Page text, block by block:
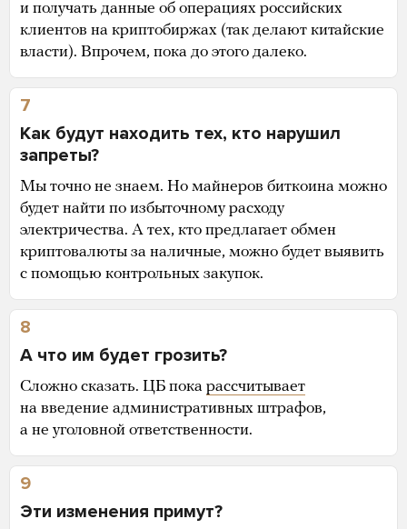
и получать данные об операциях российских
клиентов на криптобиржах (так делают китайские
власти). Впрочем, пока до этого далеко.
7
Как будут находить тех, кто нарушил
запреты?
Мы точно не знаем. Но майнеров биткоина можно
будет найти по избыточному расходу
электричества. А тех, кто предлагает обмен
криптовалюты за наличные, можно будет выявить
с помощью контрольных закупок.
8
А что им будет грозить?
Сложно сказать. ЦБ пока рассчитывает
на введение административных штрафов,
а не уголовной ответственности.
9
Эти изменения примут?